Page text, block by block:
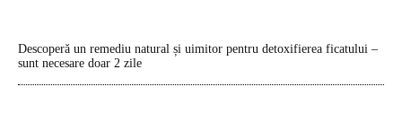
Descoperă un remediu natural și uimitor pentru detoxifierea ficatului –
sunt necesare doar 2 zile